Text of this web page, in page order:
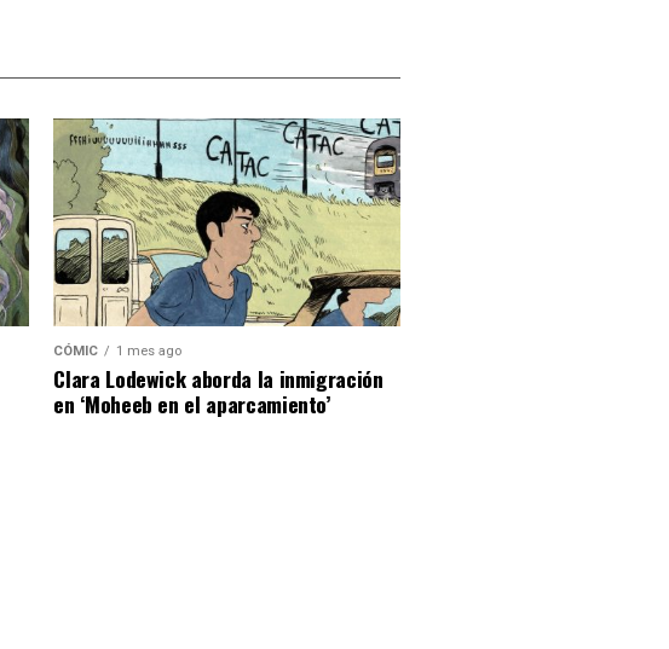
CÓMIC 1 mes ago
Clara Lodewick aborda la inmigración
en ‘Moheeb en el aparcamiento’